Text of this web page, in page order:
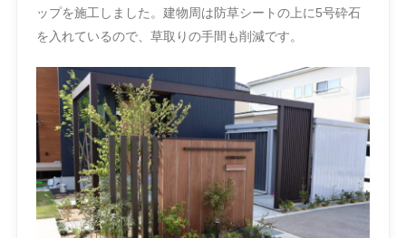
ップを施工しました。建物周は防草シートの上に5号砕石
を入れているので、草取りの手間も削減です。